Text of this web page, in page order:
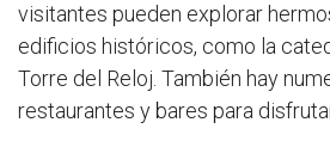
visitantes pueden explorar
edificios históricos, como la
Torre del Reloj. También hay
restaurantes y bares para